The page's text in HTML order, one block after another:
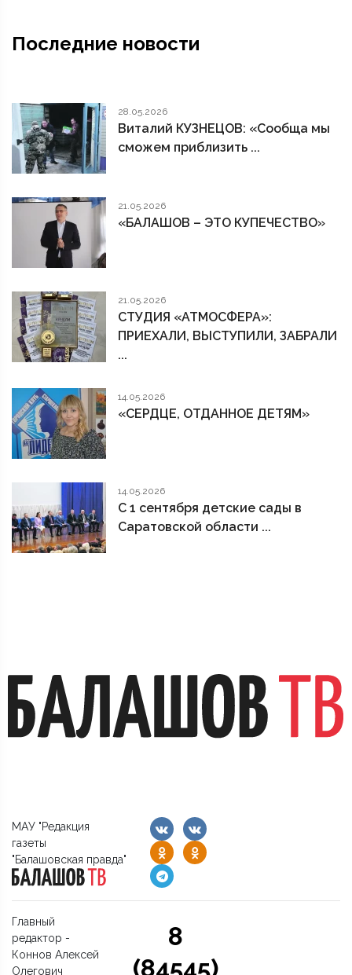
Последние новости
28.05.2026
Виталий КУЗНЕЦОВ: «Сообща мы
сможем приблизить ...
21.05.2026
«БАЛАШОВ – ЭТО КУПЕЧЕСТВО»
21.05.2026
СТУДИЯ «АТМОСФЕРА»:
ПРИЕХАЛИ, ВЫСТУПИЛИ, ЗАБРАЛИ
...
14.05.2026
«СЕРДЦЕ, ОТДАННОЕ ДЕТЯМ»
14.05.2026
С 1 сентября детские сады в
Саратовской области ...
МАУ "Редакция
газеты
"Балашовская правда"
Главный
редактор -
Коннов Алексей
Олегович
8
(84545)